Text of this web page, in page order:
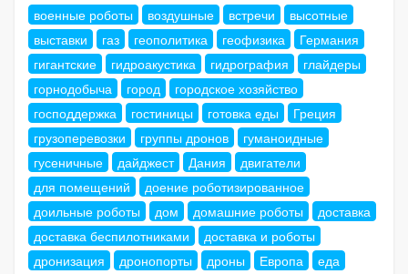
военные роботы воздушные встречи
высотные
выставки
газ геополитика геофизика
Германия
гигантские
гидроакустика гидрография
глайдеры
горнодобыча
город
городское хозяйство
господдержка
гостиницы готовка еды
Греция
грузоперевозки
группы дронов
гуманоидные
гусеничные
дайджест Дания
двигатели
для помещений
доение роботизированное
доильные роботы
дом домашние роботы
доставка
доставка беспилотниками
доставка и роботы
дронизация
дронопорты дроны Европа
еда